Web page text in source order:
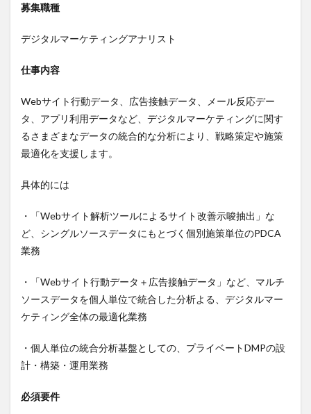
募集職種
デジタルマーケティングアナリスト
仕事内容
Webサイト行動データ、広告接触データ、メール反応デー
タ、アプリ利用データなど、デジタルマーケティングに関す
るさまざまなデータの統合的な分析により、戦略策定や施策
最適化を支援します。
具体的には
・「Webサイト解析ツールによるサイト改善示唆抽出」な
ど、シングルソースデータにもとづく個別施策単位のPDCA
業務
・「Webサイト行動データ＋広告接触データ」など、マルチ
ソースデータを個人単位で統合した分析よる、デジタルマー
ケティング全体の最適化業務
・個人単位の統合分析基盤としての、プライベートDMPの設
計・構築・運用業務
必須要件